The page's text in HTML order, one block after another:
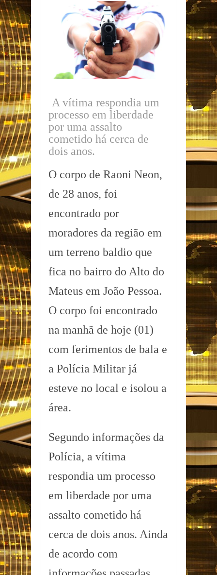
A vítima respondia um
processo em liberdade
por uma assalto
cometido há cerca de
dois anos.
O corpo de Raoni Neon,
de 28 anos, foi
encontrado por
moradores da região em
um terreno baldio que
fica no bairro do Alto do
Mateus em João Pessoa.
O corpo foi encontrado
na manhã de hoje (01)
com ferimentos de bala e
a Polícia Militar já
esteve no local e isolou a
área.
Segundo informações da
Polícia, a vítima
respondia um processo
em liberdade por uma
assalto cometido há
cerca de dois anos. Ainda
de acordo com